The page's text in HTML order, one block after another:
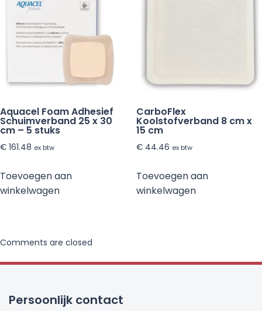
Aquacel Foam Adhesief
Schuimverband 25 x 30
cm – 5 stuks
€ 161.48 ex btw
Toevoegen aan
winkelwagen
CarboFlex
Koolstofverband 8 cm x
15 cm
€44.46 ex btw
Toevoegen aan
winkelwagen
Comments are closed
Persoonlijk contact